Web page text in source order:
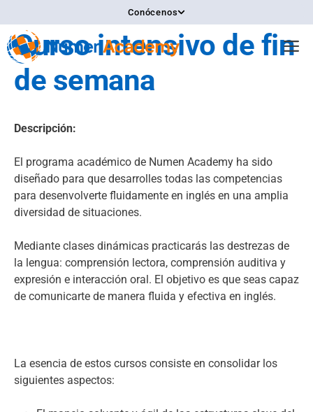
al
contenido
Conócenos
Curso intensivo de fin
de semana
Descripción:
El programa académico de Numen Academy ha sido
diseñado para que desarrolles todas las competencias
para desenvolverte fluidamente en inglés en una amplia
diversidad de situaciones.
Mediante clases dinámicas practicarás las destrezas de
la lengua: comprensión lectora, comprensión auditiva y
expresión e interacción oral. El objetivo es que seas capaz
de comunicarte de manera fluida y efectiva en inglés.
La esencia de estos cursos consiste en consolidar los
siguientes aspectos: